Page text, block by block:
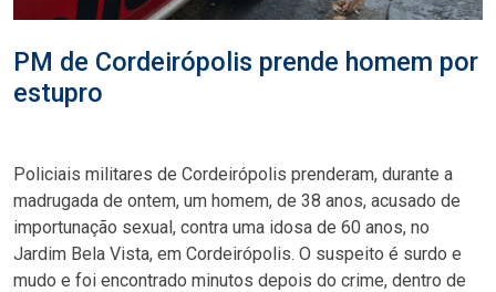
PM de Cordeirópolis prende homem por
estupro
Policiais militares de Cordeirópolis prenderam, durante a
madrugada de ontem, um homem, de 38 anos, acusado de
importunação sexual, contra uma idosa de 60 anos, no
Jardim Bela Vista, em Cordeirópolis. O suspeito é surdo e
mudo e foi encontrado minutos depois do crime, dentro de